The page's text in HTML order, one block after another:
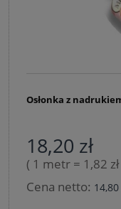
Osłonka z
18,20 zł
( 1 metr = 1,82 zł
Cena netto: 14,80